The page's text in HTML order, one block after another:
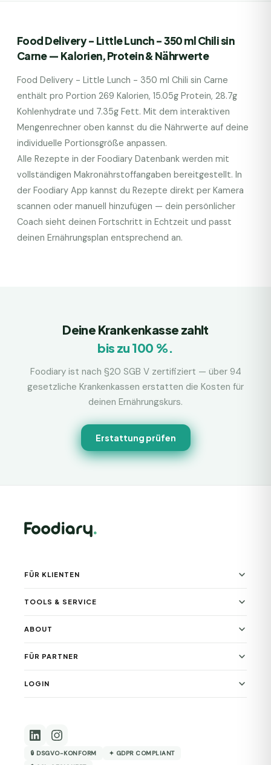
Food Delivery - Little Lunch - 350 ml Chili sin
Carne— Kalorien, Protein & Nährwerte
Food Delivery - Little Lunch - 350 ml Chili sin Carne
enthält pro Portion 269 Kalorien, 15.05g Protein, 28.7g
Kohlenhydrate und 7.35g Fett. Mit dem interaktiven
Mengenrechner oben kannst du die Nährwerte auf deine
individuelle Portionsgröße anpassen.
Alle Rezepte in der Foodiary Datenbank werden mit
vollständigen Makronährstoffangaben bereitgestellt. In
der Foodiary App kannst du Rezepte direkt per Kamera
scannen oder manuell hinzufügen — dein persönlicher
Coach sieht deinen Fortschritt in Echtzeit und passt
deinen Ernährungsplan entsprechend an.
Deine Krankenkasse zahlt
bis zu 100 %.
Foodiary ist nach §20 SGB V zertifiziert — über 94
gesetzliche Krankenkassen erstatten die Kosten für
deinen Ernährungskurs.
Erstattung prüfen
FÜR KLIENTEN
TOOLS & SERVICE
ABOUT
FÜR PARTNER
LOGIN
🔒 DSGVO-KONFORM
✦ GDPR COMPLIANT